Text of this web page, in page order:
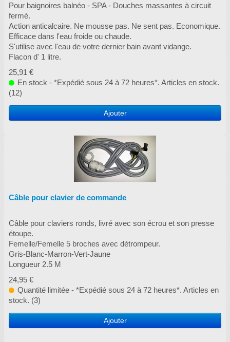
Pour baignoires balnéo - SPA - Douches massantes à circuit
fermé.
Action anticalcaire. Ne mousse pas. Ne sent pas. Economique.
Efficace dans l'eau froide ou chaude.
S'utilise avec l'eau de votre dernier bain avant vidange.
Flacon d' 1 litre.
25,91 €
En stock - *Expédié sous 24 à 72 heures*. Articles en stock.
(12)
Ajouter
Câble pour clavier de commande
Câble pour claviers ronds, livré avec son écrou et son presse
étoupe.
Femelle/Femelle 5 broches avec détrompeur.
Gris-Blanc-Marron-Vert-Jaune
Longueur 2.5 M
24,95 €
Quantité limitée - *Expédié sous 24 à 72 heures*. Articles en
stock. (3)
Ajouter